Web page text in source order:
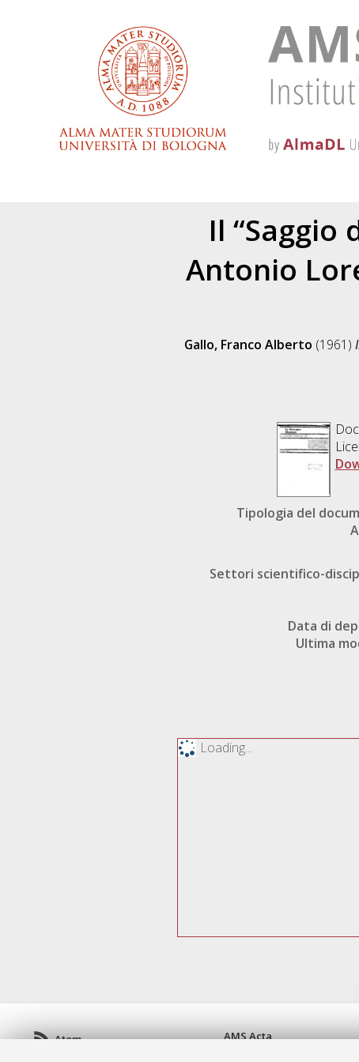
Il
Antonio
Gallo, Franco Alberto (1961)
Tipologia del
Settori scientifico-
Data di
Ultima
Loading...
Atom
AMS Acta